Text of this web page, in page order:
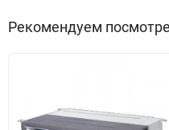
помещение, создавая
Мульти-сплит система
Рекомендуем